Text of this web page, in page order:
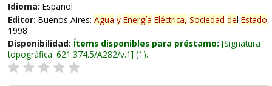
Idioma: Español
Editor: Buenos Aires: Agua y Energía Eléctrica, Sociedad del Estado,
1998
Disponibilidad: Ítems disponibles para préstamo: Signatura
topográfica: 621.374.5/A282/v.1 (1).